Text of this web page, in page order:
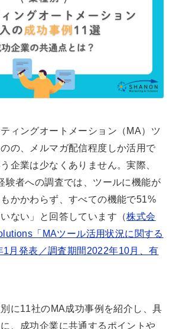
i
l
ティングオートメーション（MA）ツ
の、メルマガ配信程度しか活用で
企業は少なくありません。実際、
験者への調査では、ツールに機能が
かかわらず、すべての機能で51%
ない」と回答しています（株式会
「MAツール活用状況に関する
月発表／調査期間2022年10月、有
に11社のMA成功事例を紹介し、具
、成功企業に共通するポイントや